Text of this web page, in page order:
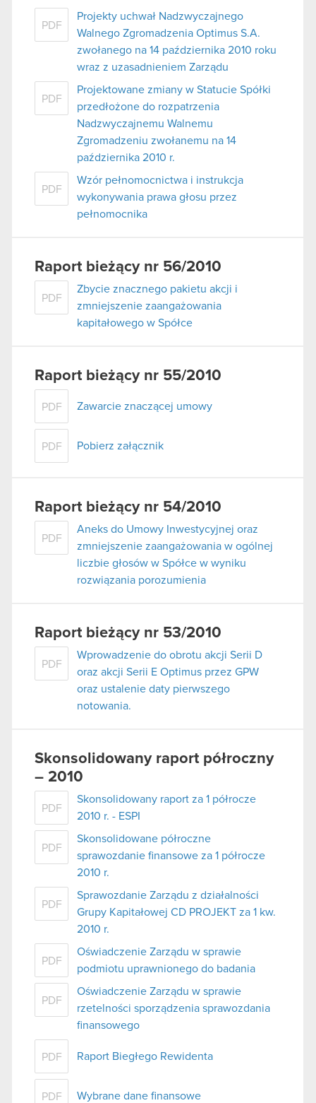
PDF
Projekty uchwał Nadzwyczajnego
Walnego Zgromadzenia Optimus S.A.
zwołanego na 14 października 2010 roku
wraz z uzasadnieniem Zarządu
PDF
Projektowane zmiany w Statucie Spółki
przedłożone do rozpatrzenia
Nadzwyczajnemu Walnemu
Zgromadzeniu zwołanemu na 14
października 2010 r.
PDF
Wzór pełnomocnictwa i instrukcja
wykonywania prawa głosu przez
pełnomocnika
Raport bieżący nr 56/2010
PDF
Zbycie znacznego pakietu akcji i
zmniejszenie zaangażowania
kapitałowego w Spółce
Raport bieżący nr 55/2010
PDF Zawarcie znaczącej umowy
PDF Pobierz załącznik
Raport bieżący nr 54/2010
PDF
Aneks do Umowy Inwestycyjnej oraz
zmniejszenie zaangażowania w ogólnej
liczbie głosów w Spółce w wyniku
rozwiązania porozumienia
Raport bieżący nr 53/2010
PDF
Wprowadzenie do obrotu akcji Serii D
oraz akcji Serii E Optimus przez GPW
oraz ustalenie daty pierwszego
notowania.
Skonsolidowany raport półroczny
– 2010
PDF
Skonsolidowany raport za 1 półrocze
2010 r. - ESPI
PDF
Skonsolidowane półroczne
sprawozdanie finansowe za 1 półrocze
2010 r.
PDF
Sprawozdanie Zarządu z działalności
Grupy Kapitałowej CD PROJEKT za 1 kw.
2010 r.
PDF
Oświadczenie Zarządu w sprawie
podmiotu uprawnionego do badania
PDF
Oświadczenie Zarządu w sprawie
rzetelności sporządzenia sprawozdania
finansowego
PDF Raport Biegłego Rewidenta
PDF Wybrane dane finansowe